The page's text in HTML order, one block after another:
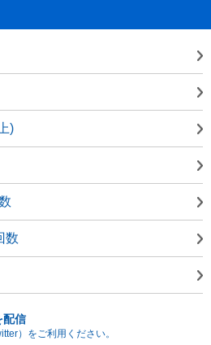
)
数
配信
）をご利用ください。